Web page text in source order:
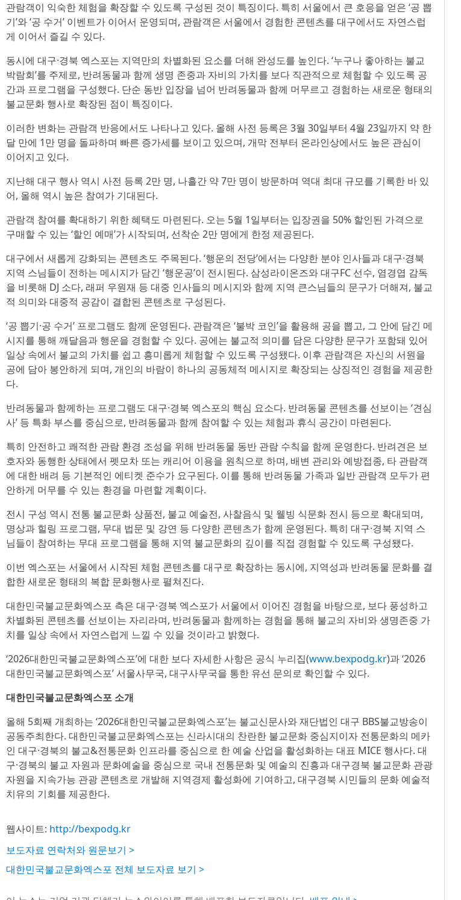
관람객이 익숙한 체험을 확장할 수 있도록 구성된 것이 특징이다. 특히 서울에서 큰 호응을 얻은 ‘공 뽑
기’와 ‘공 수거’ 이벤트가 이어서 운영되며, 관람객은 서울에서 경험한 콘텐츠를 대구에서도 자연스럽
게 이어서 즐길 수 있다.
동시에 대구·경북 엑스포는 지역만의 차별화된 요소를 더해 완성도를 높인다. ‘누구나 좋아하는 불교
박람회’를 주제로, 반려동물과 함께 생명 존중과 자비의 가치를 보다 직관적으로 체험할 수 있도록 공
간과 프로그램을 구성했다. 단순 동반 입장을 넘어 반려동물과 함께 머무르고 경험하는 새로운 형태의
불교문화 행사로 확장된 점이 특징이다.
이러한 변화는 관람객 반응에서도 나타나고 있다. 올해 사전 등록은 3월 30일부터 4월 23일까지 약 한
달 만에 1만 명을 돌파하며 빠른 증가세를 보이고 있으며, 개막 전부터 온라인상에서도 높은 관심이
이어지고 있다.
지난해 대구 행사 역시 사전 등록 2만 명, 나흘간 약 7만 명이 방문하며 역대 최대 규모를 기록한 바 있
어, 올해 역시 높은 참여가 기대된다.
관람객 참여를 확대하기 위한 혜택도 마련된다. 오는 5월 1일부터는 입장권을 50% 할인된 가격으로
구매할 수 있는 ‘할인 예매’가 시작되며, 선착순 2만 명에게 한정 제공된다.
대구에서 새롭게 강화되는 콘텐츠도 주목된다. ‘행운의 전당’에서는 다양한 분야 인사들과 대구·경북
지역 스님들이 전하는 메시지가 담긴 ‘행운공’이 전시된다. 삼성라이온즈와 대구FC 선수, 염경엽 감독
을 비롯해 DJ 소다, 래퍼 우원재 등 대중 인사들의 메시지와 함께 지역 큰스님들의 문구가 더해져, 불교
적 의미와 대중적 공감이 결합된 콘텐츠로 구성된다.
‘공 뽑기·공 수거’ 프로그램도 함께 운영된다. 관람객은 ‘불박 코인’을 활용해 공을 뽑고, 그 안에 담긴 메
시지를 통해 깨달음과 행운을 경험할 수 있다. 공에는 불교적 의미를 담은 다양한 문구가 포함돼 있어
일상 속에서 불교의 가치를 쉽고 흥미롭게 체험할 수 있도록 구성됐다. 이후 관람객은 자신의 서원을
공에 담아 봉안하게 되며, 개인의 바람이 하나의 공동체적 메시지로 확장되는 상징적인 경험을 제공한
다.
반려동물과 함께하는 프로그램도 대구·경북 엑스포의 핵심 요소다. 반려동물 콘텐츠를 선보이는 ‘견심
사’ 등 특화 부스를 중심으로, 반려동물과 함께 참여할 수 있는 체험과 휴식 공간이 마련된다.
특히 안전하고 쾌적한 관람 환경 조성을 위해 반려동물 동반 관람 수칙을 함께 운영한다. 반려견은 보
호자와 동행한 상태에서 펫모차 또는 캐리어 이용을 원칙으로 하며, 배변 관리와 예방접종, 타 관람객
에 대한 배려 등 기본적인 에티켓 준수가 요구된다. 이를 통해 반려동물 가족과 일반 관람객 모두가 편
안하게 머무를 수 있는 환경을 마련할 계획이다.
전시 구성 역시 전통 불교문화 상품전, 불교 예술전, 사찰음식 및 웰빙 식문화 전시 등으로 확대되며,
명상과 힐링 프로그램, 무대 법문 및 강연 등 다양한 콘텐츠가 함께 운영된다. 특히 대구·경북 지역 스
님들이 참여하는 무대 프로그램을 통해 지역 불교문화의 깊이를 직접 경험할 수 있도록 구성됐다.
이번 엑스포는 서울에서 시작된 체험 콘텐츠를 대구로 확장하는 동시에, 지역성과 반려동물 문화를 결
합한 새로운 형태의 복합 문화행사로 펼쳐진다.
대한민국불교문화엑스포 측은 대구·경북 엑스포가 서울에서 이어진 경험을 바탕으로, 보다 풍성하고
차별화된 콘텐츠를 선보이는 자리라며, 반려동물과 함께하는 경험을 통해 불교의 자비와 생명존중 가
치를 일상 속에서 자연스럽게 느낄 수 있을 것이라고 밝혔다.
‘2026대한민국불교문화엑스포’에 대한 보다 자세한 사항은 공식 누리집(www.bexpodg.kr)과 ‘2026
대한민국불교문화엑스포’ 서울사무국, 대구사무국을 통한 유선 문의로 확인할 수 있다.
대한민국불교문화엑스포 소개
올해 5회째 개최하는 ‘2026대한민국불교문화엑스포’는 불교신문사와 재단법인 대구 BBS불교방송이
공동주최한다. 대한민국불교문화엑스포는 신라시대의 찬란한 불교문화 중심지이자 전통문화의 메카
인 대구·경북의 불교&전통문화 인프라를 중심으로 한 예술 산업을 활성화하는 대표 MICE 행사다. 대
구·경북의 불교 자원과 문화예술을 중심으로 국내 전통문화 및 예술의 진흥과 대구경북 불교문화 관광
자원을 지속가능 관광 콘텐츠로 개발해 지역경제 활성화에 기여하고, 대구경북 시민들의 문화 예술적
치유의 기회를 제공한다.
웹사이트: http://bexpodg.kr
보도자료 연락처와 원문보기 >
대한민국불교문화엑스포 전체 보도자료 보기 >